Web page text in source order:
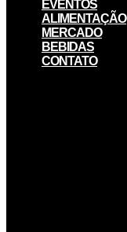
EVENTOS
ALIMENTAÇÃO
MERCADO
BEBIDAS
CONTATO